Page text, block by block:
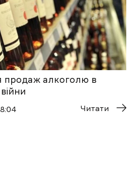
продаж алкоголю в
Читати